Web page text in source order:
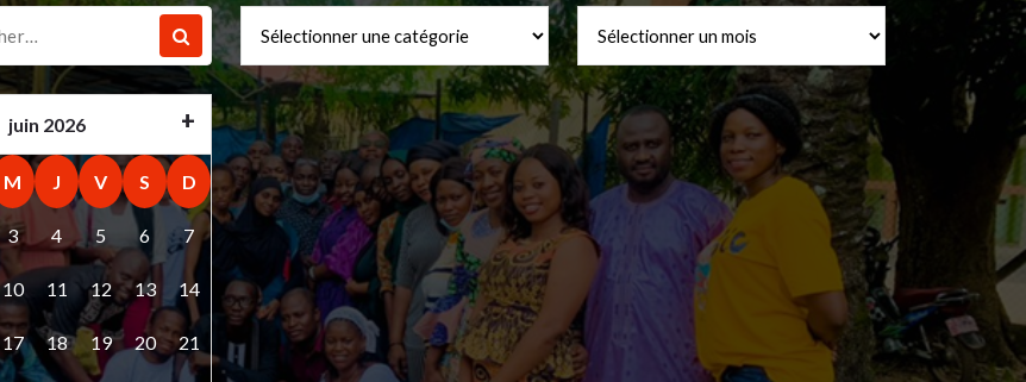
Categories Archives
juin 2026
M J V S D
3 4 5 6 7
10 11 12 13 14
17 18 19 20 21